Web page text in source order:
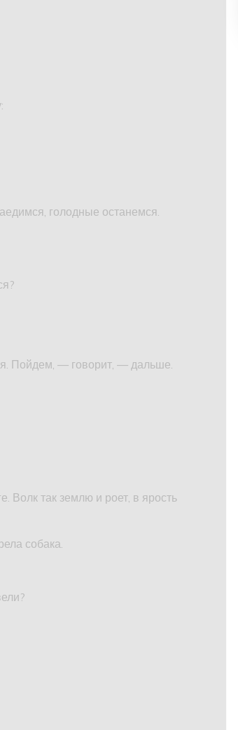
голодные останемся.
Пойдем, — говорит, — дальше.
Волк так землю и роет, в ярость
собака.